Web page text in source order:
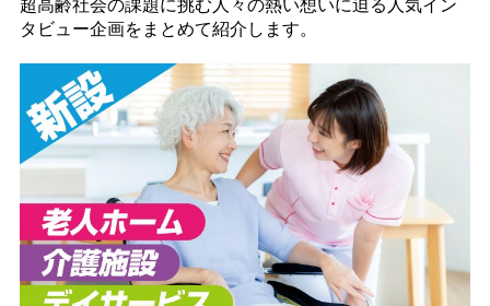
超高齢社会の課題に挑む人々の熱い想いに迫る人気イン
タビュー企画をまとめて紹介します。